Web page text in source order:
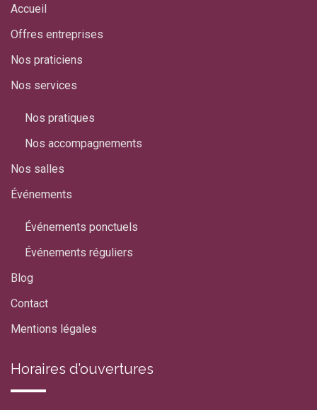
Accueil
Offres entreprises
Nos praticiens
Nos services
Nos pratiques
Nos accompagnements
Nos salles
Événements
Événements ponctuels
Événements réguliers
Blog
Contact
Mentions légales
Horaires d’ouvertures